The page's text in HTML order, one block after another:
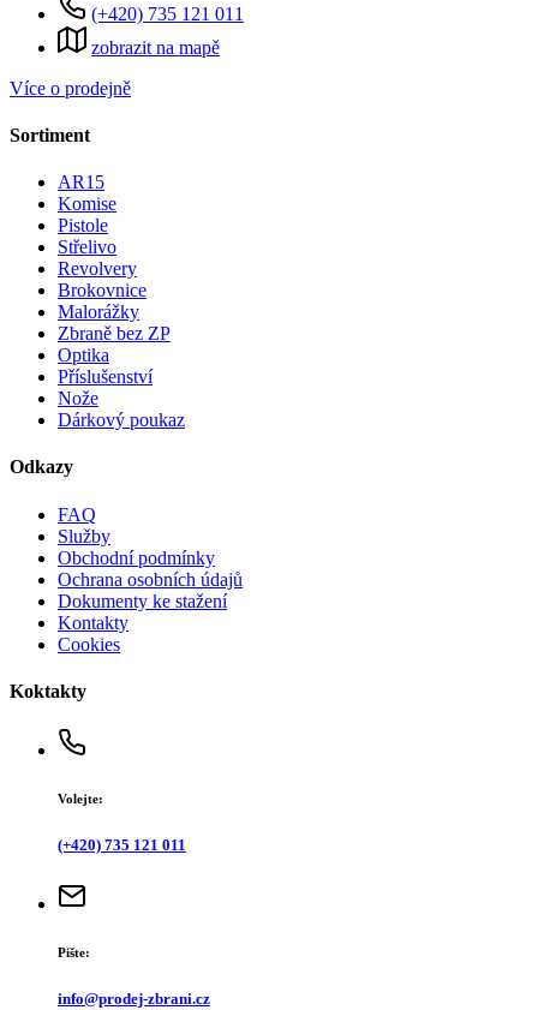
(+420) 735 121 011
zobrazit na mapě
Více o prodejně
Sortiment
AR15
Komise
Pistole
Střelivo
Revolvery
Brokovnice
Malorážky
Zbraně bez ZP
Optika
Příslušenství
Nože
Dárkový poukaz
Odkazy
FAQ
Služby
Obchodní podmínky
Ochrana osobních údajů
Dokumenty ke stažení
Kontakty
Cookies
Koktakty
Volejte:
(+420) 735 121 011
Pište:
info@prodej-zbrani.cz